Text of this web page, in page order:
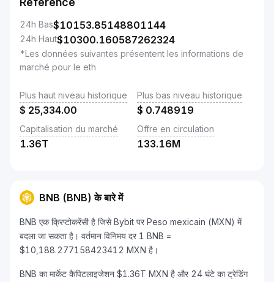
24h Bas$10153.85148801144
24h Haut$10300.160587262324
*Les données suivantes présentent les informations de
marché pour le eth
Plus haut niveau historique
$ 25,334.00
Plus bas niveau historique
$ 0.748919
Capitalisation du marché
1.36T
Offre en circulation
133.16M
BNB (BNB) के बारे में
BNB एक क्रिप्टोकरेंसी है जिसे Bybit पर Peso mexicain (MXN) में
बदला जा सकता है। वर्तमान विनिमय दर 1 BNB =
$10,188.277158423412 MXN है।
BNB का मार्केट कैपिटलाइजेशन $1.36T MXN है और 24 घंटे का ट्रेडिंग